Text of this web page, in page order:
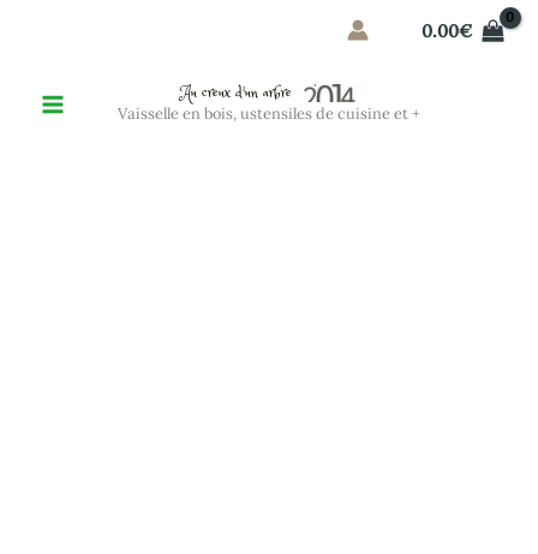
0.00€
Au creux d'un arbre
Vaisselle en bois, ustensiles de cuisine et +